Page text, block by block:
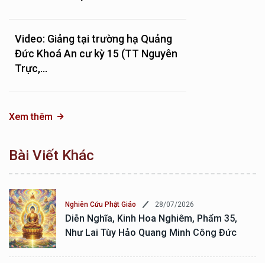
Video: Giảng tại trường hạ Quảng
Đức Khoá An cư kỳ 15 (TT Nguyên
Trực,...
Xem thêm
Bài Viết Khác
Nghiên Cứu Phật Giáo 28/07/2026
Diễn Nghĩa, Kinh Hoa Nghiêm, Phẩm 35,
Như Lai Tùy Hảo Quang Minh Công Đức